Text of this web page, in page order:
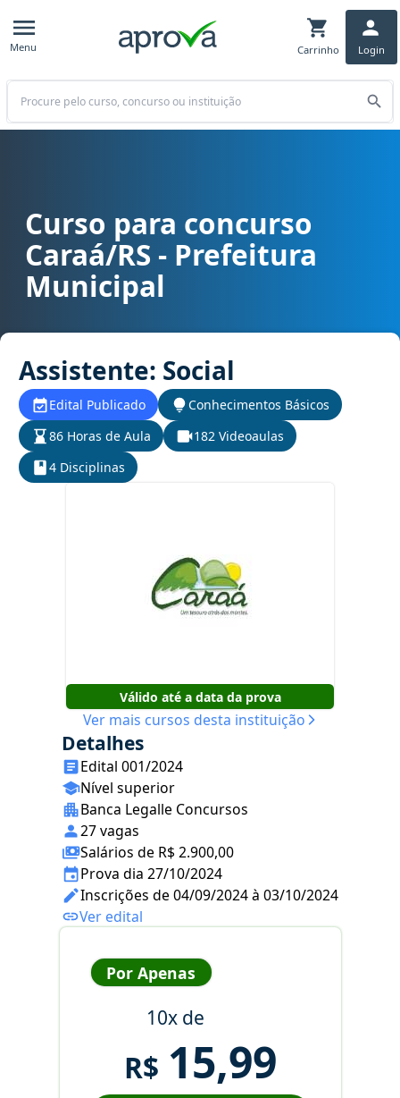
Menu Carrinho Login
Buscar
Curso para concurso Caraá/RS - Prefeitura Municipal cargo
Curso para concurso
Caraá/RS - Prefeitura
Municipal
Assistente: Social
Edital Publicado
Conhecimentos Básicos
86 Horas de Aula
182 Videoaulas
4 Disciplinas
Válido até a data da prova
Ver mais cursos desta instituição
Detalhes
Edital 001/2024
Nível superior
Banca Legalle Concursos
27 vagas
Salários de R$ 2.900,00
Prova dia 27/10/2024
Inscrições de 04/09/2024 à 03/10/2024
Ver edital
Por Apenas
10x de
R$ 15,99